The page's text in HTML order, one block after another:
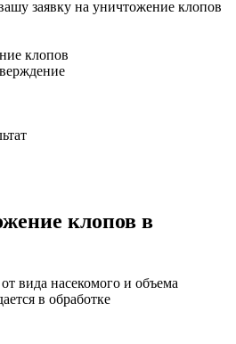
клопов
клопов в
вида насекомого и объема
в обработке